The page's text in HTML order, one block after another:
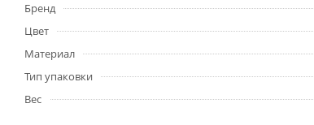
Бренд
Цвет
Материал
Тип упаковки
Вес